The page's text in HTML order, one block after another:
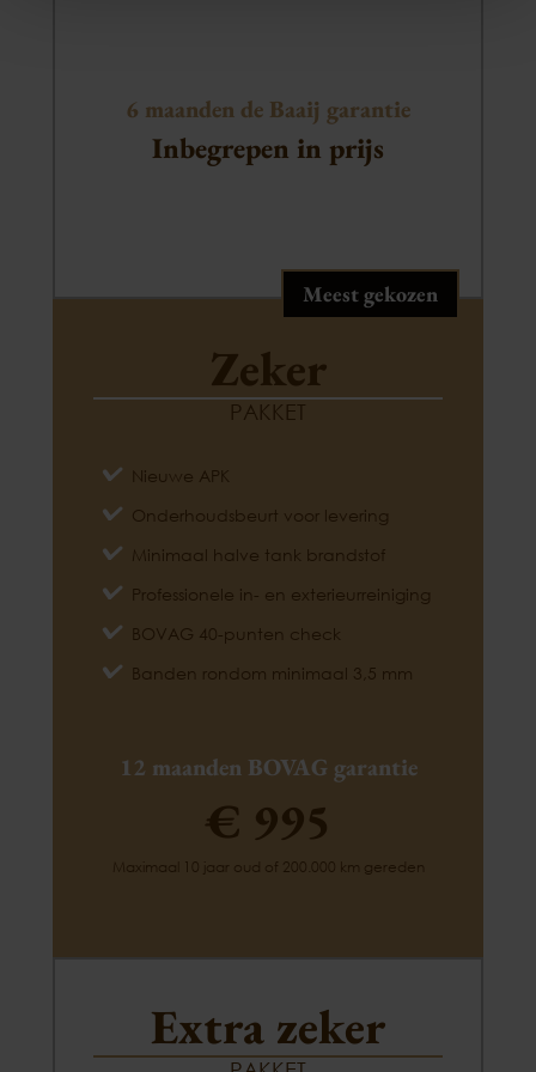
6 maanden de Baaij garantie
Inbegrepen in prijs
Meest gekozen
Zeker
PAKKET
Nieuwe APK
Onderhoudsbeurt voor levering
Minimaal halve tank brandstof
Professionele in- en exterieurreiniging
BOVAG 40-punten check
Banden rondom minimaal 3,5 mm
12 maanden BOVAG garantie
€ 995
Maximaal 10 jaar oud of 200.000 km gereden
Extra zeker